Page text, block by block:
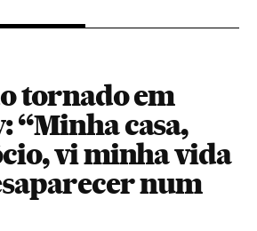
tornado em
“Minha casa,
vi minha vida
num